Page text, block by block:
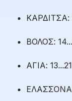
ΚΑΡΔΙΤΣΑ:
ΒΟΛΟΣ:
ΑΓΙΑ:
ΕΛΑΣΣΟΝΑ: